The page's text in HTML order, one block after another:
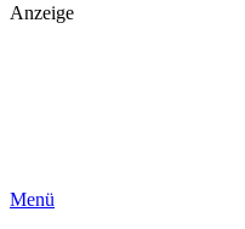
Anzeige
Menü